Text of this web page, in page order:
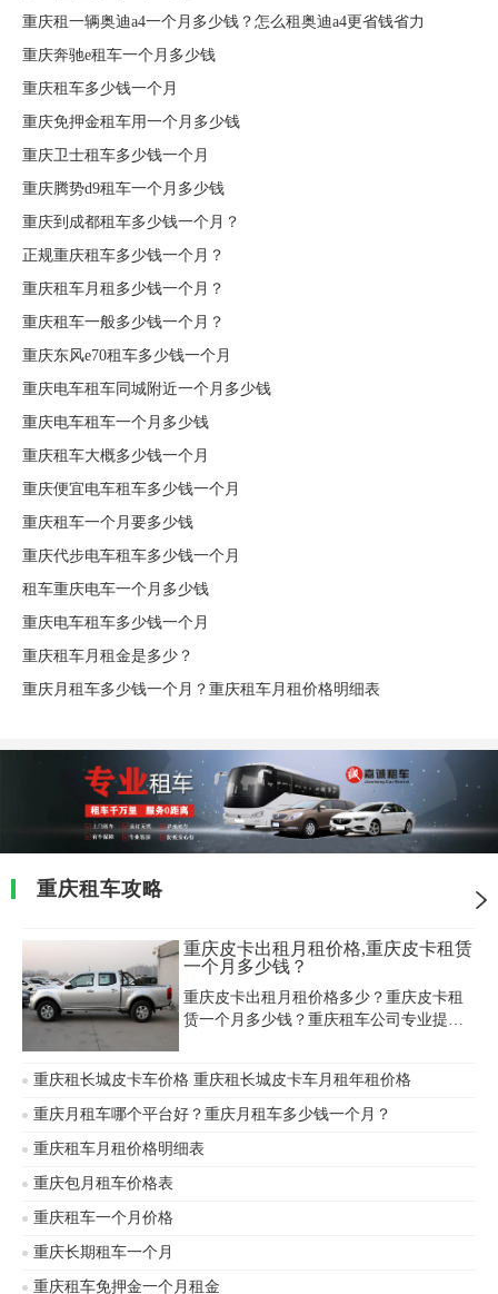
重庆租一辆奥迪a4一个月多少钱？怎么租奥迪a4更省钱省力
重庆奔驰e租车一个月多少钱
重庆租车多少钱一个月
重庆免押金租车用一个月多少钱
重庆卫士租车多少钱一个月
重庆腾势d9租车一个月多少钱
重庆到成都租车多少钱一个月？
正规重庆租车多少钱一个月？
重庆租车月租多少钱一个月？
重庆租车一般多少钱一个月？
重庆东风e70租车多少钱一个月
重庆电车租车同城附近一个月多少钱
重庆电车租车一个月多少钱
重庆租车大概多少钱一个月
重庆便宜电车租车多少钱一个月
重庆租车一个月要多少钱
重庆代步电车租车多少钱一个月
租车重庆电车一个月多少钱
重庆电车租车多少钱一个月
重庆租车月租金是多少？
重庆月租车多少钱一个月？重庆租车月租价格明细表
重庆租车攻略
重庆皮卡出租月租价格,重庆皮卡租赁
一个月多少钱？
重庆皮卡出租月租价格多少？重庆皮卡租
赁一个月多少钱？重庆租车公司专业提供
驱，长城皮卡，日产皮卡，车况良好，可
日租，月租，车况好，动力大，可越野，
游，穿越，工地，剧组等用车!重庆皮卡出
重庆租长城皮卡车价格 重庆租长城皮卡车月租年租价格
重庆月租车哪个平台好？重庆月租车多少钱一个月？
重庆租车月租价格明细表
重庆包月租车价格表
重庆租车一个月价格
重庆长期租车一个月
重庆租车免押金一个月租金